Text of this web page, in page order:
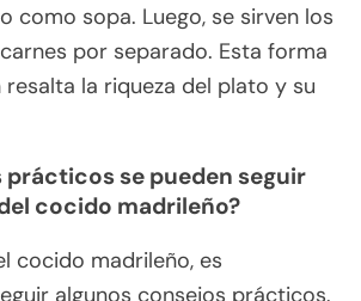
como sopa. Luego, se sirven los
por separado. Esta forma
la riqueza del plato y su
prácticos se pueden seguir
cocido madrileño?
cocido madrileño, es
algunos consejos prácticos.